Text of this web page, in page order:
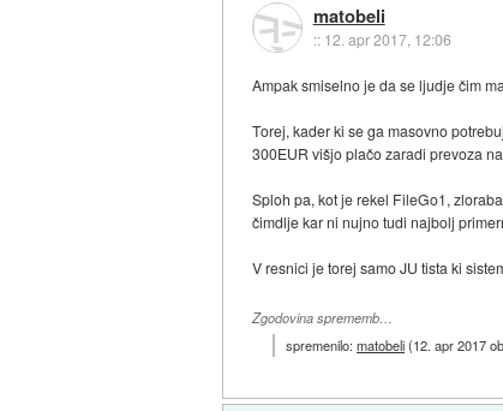
matobeli
:: 12. apr 2017, 12:06
Ampak smiselno je da se ljudje čim
Torej, kader ki se ga masovno
300EUR višjo plačo zaradi prevoza
Sploh pa, kot je rekel FileGo1,
čimdlje kar ni nujno tudi najbolj
V resnici je torej samo JU tista ki
Zgodovina sprememb…
spremenilo:matobeli(12. apr 2017